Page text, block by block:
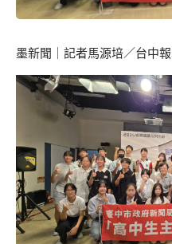
墨新聞 ｜記者馬源培／台中